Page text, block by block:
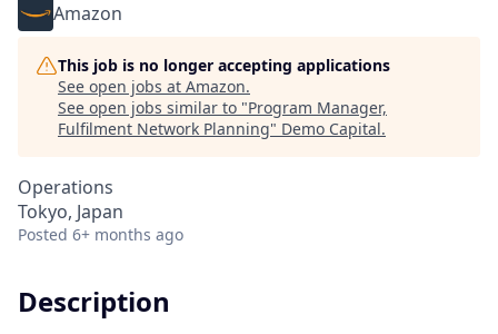
Amazon
This job is no longer accepting applications
See open jobs at Amazon.
See open jobs similar to "Program Manager,
Fulfilment Network Planning" Demo Capital.
Operations
Tokyo, Japan
Posted 6+ months ago
Description